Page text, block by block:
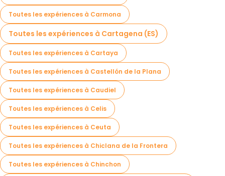
Toutes les expériences à Carmona
Toutes les expériences à Cartagena (ES)
Toutes les expériences à Cartaya
Toutes les expériences à Castellón de la Plana
Toutes les expériences à Caudiel
Toutes les expériences à Celis
Toutes les expériences à Ceuta
Toutes les expériences à Chiclana de la Frontera
Toutes les expériences à Chinchon